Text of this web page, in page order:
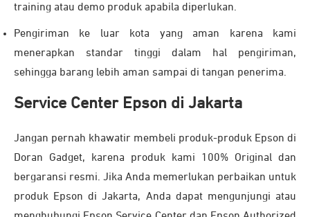
training atau demo produk apabila diperlukan.
Pengiriman ke luar kota yang aman karena kami
menerapkan standar tinggi dalam hal pengiriman,
sehingga barang lebih aman sampai di tangan penerima.
Service Center Epson di Jakarta
Jangan pernah khawatir membeli produk-produk Epson di
Doran Gadget, karena produk kami 100% Original dan
bergaransi resmi. Jika Anda memerlukan perbaikan untuk
produk Epson di Jakarta, Anda dapat mengunjungi atau